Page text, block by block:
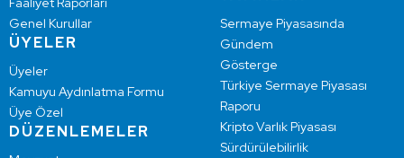
Genel Kurullar
ÜYELER
Üyeler
Kamuyu Aydınlatma Formu
Üye Özel
DÜZENLEMELER
Sermaye Piyasasında
Gündem
Gösterge
Türkiye Sermaye Piyasası
Raporu
Kripto Varlık Piyasası
Sürdürülebilirlik